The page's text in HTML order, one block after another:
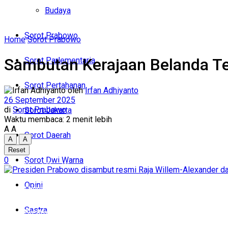
Budaya
Sorot Prabowo
Sorot Parlementaria
Sorot Pertahanan
Sorot Jakarta
Sorot Daerah
Sorot Dwi Warna
Opini
Sastra
Sorot Parlementaria
Sorot Pertahanan
Sorot Jakarta
Sorot Daerah
Sorot Dwi Warna
Opini
Sastra
Home Sorot Prabowo
Sambutan Kerajaan Belanda
oleh Irfan Adhiyanto
26 September 2025
di Sorot Prabowo
Waktu membaca: 2 menit lebih
A A
A
A
Reset
0